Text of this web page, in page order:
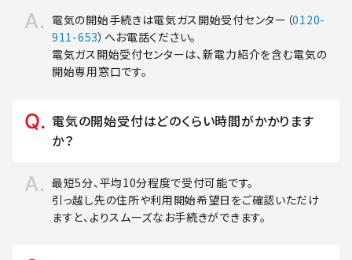
電気の開始手続きは電気ガス開始受付センター（0120-
911-653）へお電話ください。
電気ガス開始受付センターは、新電力紹介を含む電気の
開始専用窓口です。
電気の開始受付はどのくらい時間がかかります
か？
最短5分、平均10分程度で受付可能です。
引っ越し先の住所や利用開始希望日をご確認いただけ
ますと、よりスムーズなお手続きができます。